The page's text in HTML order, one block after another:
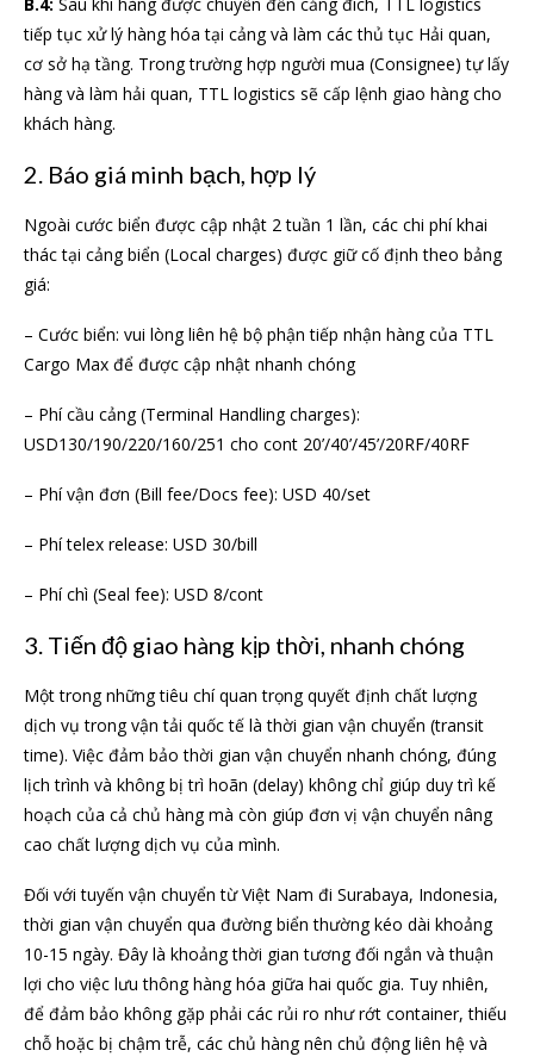
tiếp tục xử lý hàng hóa tại cảng và làm các thủ tục Hải quan,
cơ sở hạ tầng. Trong trường hợp người mua (Consignee) tự lấy
hàng và làm hải quan, TTL logistics sẽ cấp lệnh giao hàng cho
khách hàng.
2. Báo giá minh bạch, hợp lý
Ngoài cước biển được cập nhật 2 tuần 1 lần, các chi phí khai
thác tại cảng biển (Local charges) được giữ cố định theo bảng
giá:
– Cước biển: vui lòng liên hệ bộ phận tiếp nhận hàng của TTL
Cargo Max để được cập nhật nhanh chóng
– Phí cầu cảng (Terminal Handling charges):
USD130/190/220/160/251 cho cont 20’/40’/45’/20RF/40RF
– Phí vận đơn (Bill fee/Docs fee): USD 40/set
– Phí telex release: USD 30/bill
– Phí chì (Seal fee): USD 8/cont
3. Tiến độ giao hàng kịp thời, nhanh chóng
Một trong những tiêu chí quan trọng quyết định chất lượng
dịch vụ trong vận tải quốc tế là thời gian vận chuyển (transit
time). Việc đảm bảo thời gian vận chuyển nhanh chóng, đúng
lịch trình và không bị trì hoãn (delay) không chỉ giúp duy trì kế
hoạch của cả chủ hàng mà còn giúp đơn vị vận chuyển nâng
cao chất lượng dịch vụ của mình.
Đối với tuyến vận chuyển từ Việt Nam đi Surabaya, Indonesia,
thời gian vận chuyển qua đường biển thường kéo dài khoảng
10-15 ngày. Đây là khoảng thời gian tương đối ngắn và thuận
lợi cho việc lưu thông hàng hóa giữa hai quốc gia. Tuy nhiên,
để đảm bảo không gặp phải các rủi ro như rớt container, thiếu
chỗ hoặc bị chậm trễ, các chủ hàng nên chủ động liên hệ và